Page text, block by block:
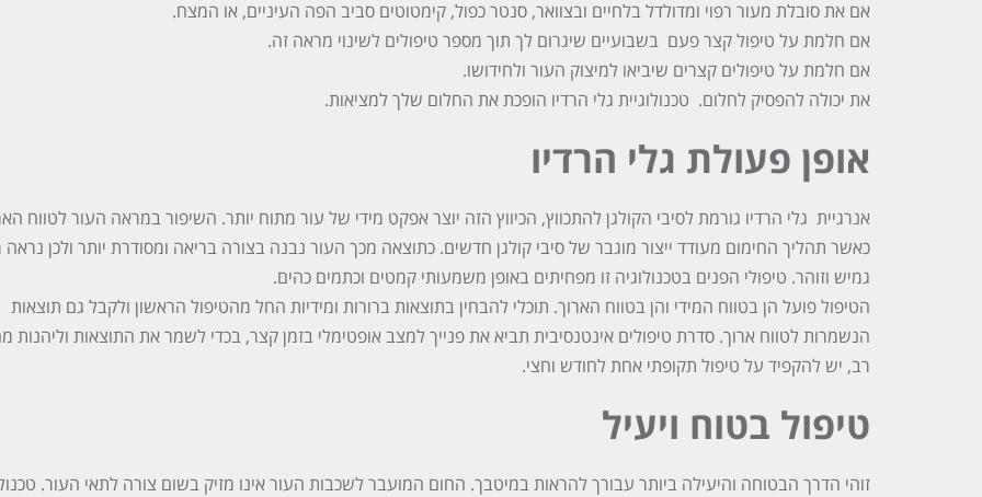
אם את סובלת מעור רפוי ומדולדל בלחיים ובצוואר, סנטר כפול, קימטוטים סביב הפה העיניים, או המצח.
אם חלמת על טיפול קצר פעם בשבועיים שיגרום לך תוך מספר טיפולים לשינוי מראה זה.
אם חלמת על טיפולים קצרים שיביאו למיצוק העור ולחידושו.
את יכולה להפסיק לחלום. טכנולוגיית גלי הרדיו הופכת את החלום שלך למציאות.
אופן פעולת גלי הרדיו
אנרגיית גלי הרדיו גורמת לסיבי הקולגן להתכווץ, הכיווץ הזה יוצר אפקט מידי של עור מתוח יותר. השיפור במראה העור לטווח
כאשר תהליך החימום מעודד ייצור מוגבר של סיבי קולגן חדשים. כתוצאה מכך העור נבנה בצורה בריאה ומסודרת יותר ולכן נראה
גמיש וזוהר. טיפולי הפנים בטכנולוגיה זו מפחיתים באופן משמעותי קמטים וכתמים כהים.
הטיפול פועל הן בטווח המידי והן בטווח הארוך. תוכלי להבחין בתוצאות ברורות ומידיות החל מהטיפול הראשון ולקבל גם תוצאות
הנשמרות לטווח ארוך. סדרת טיפולים אינטנסיבית תביא את פנייך למצב אופטימלי בזמן קצר, בכדי לשמר את התוצאות וליהנות
רב, יש להקפיד על טיפול תקופתי אחת לחודש וחצי.
טיפול בטוח ויעיל
זוהי הדרך הבטוחה והיעילה ביותר עבורך להראות במיטבך. החום המועבר לשכבות העור אינו מזיק בשום צורה לתאי העור.